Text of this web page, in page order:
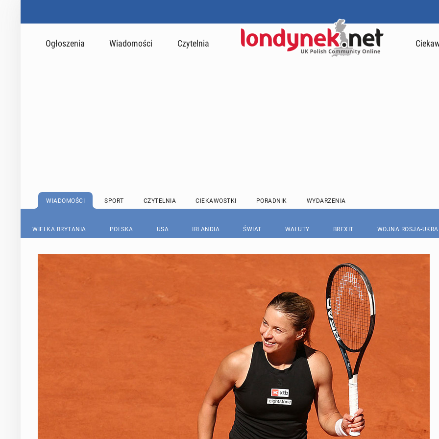
Ogłoszenia Wiadomości Czytelnia
WIADOMOŚCI SPORT CZYTELNIA CIEKAWOSTKI PORADNIK WYDARZENIA
WIELKA BRYTANIA POLSKA USA IRLANDIA ŚWIAT WALUTY BREXIT WOJNA ROSJA-